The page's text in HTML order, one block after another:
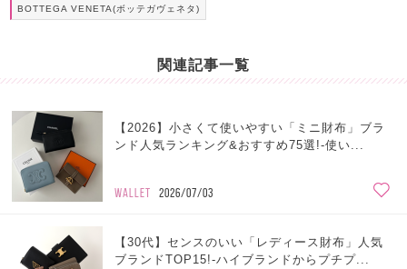
BOTTEGA VENETA(ボッテガヴェネタ)
関連記事一覧
【2026】小さくて使いやすい「ミニ財布」ブラ
ンド人気ランキング&おすすめ75選!-使い...
WALLET 2026/07/03
【30代】センスのいい「レディース財布」人気
ブランドTOP15!-ハイブランドからプチプ...